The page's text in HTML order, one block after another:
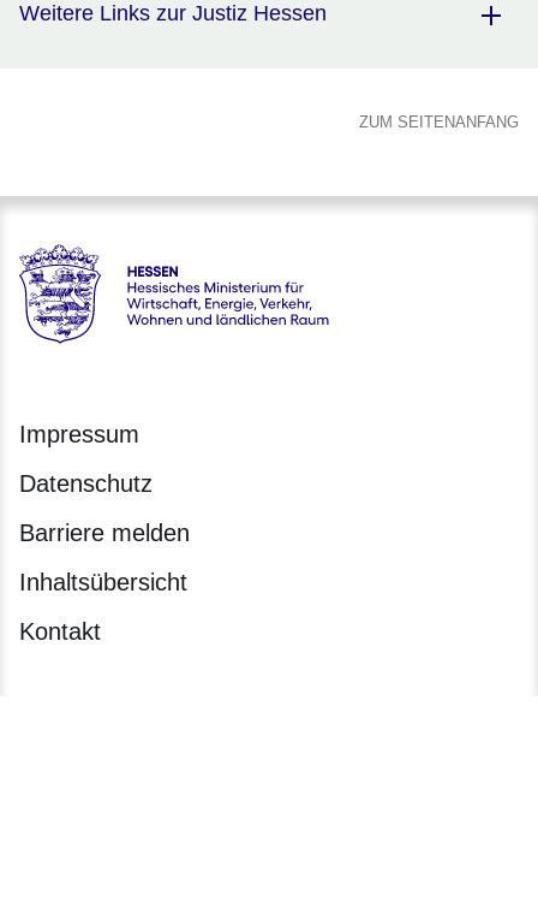
Weitere Links zur Justiz Hessen
ZUM SEITENANFANG
karriere.justiz - Hessisches Ministerium der Justiz und für
Impressum
Datenschutz
Barriere melden
Inhaltsübersicht
Kontakt